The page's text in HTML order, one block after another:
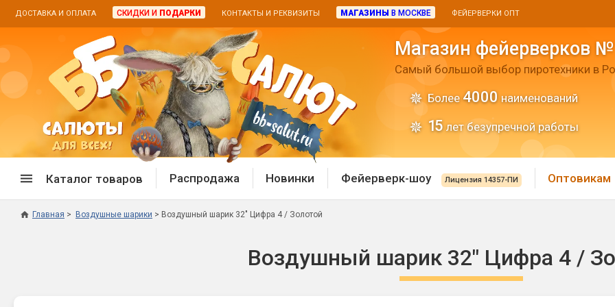
ДОСТАВКА И ОПЛАТА СКИДКИ И ПОДАРКИ КОНТАКТЫ И РЕКВИЗИТЫ МАГАЗИНЫ В МОСКВЕ ФЕЙЕРВЕРКИ ОПТ
Магазин фейерверков
Самый большой выбор пиротехники в
Более 4000 наименований
15 лет безупречной работы
Каталог товаров
Дневные батареи
Хлопушки и
Распродажа Новинки Фейерверк-шоу Лицензия 14357-ПИ Оптовикам
Главная Воздушные шарики Воздушный шарик 32" Цифра 4 / Золотой
Воздушный шарик 32" Цифра 4 /